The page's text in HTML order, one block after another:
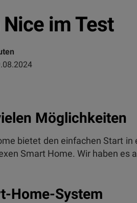
im Test
Möglichkeiten
bietet den einfachen Start
Smart Home. Wir haben es
Home-System